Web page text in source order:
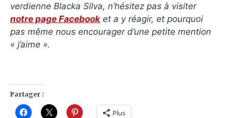
verdienne Blacka Silva, n’hésitez pas à visiter
notre page Facebook et a y réagir, et pourquoi
pas même nous encourager d’une petite mention
« j’aime ».
Partager :
Plus